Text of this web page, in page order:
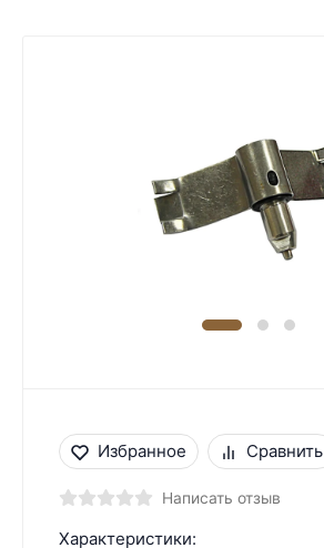
Избранное Сравнить
Написать отзыв
Характеристики: